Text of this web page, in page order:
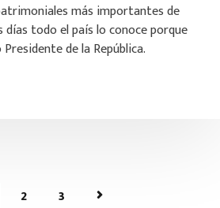
más importantes de
todo el país lo conoce porque
de la República.
2 3